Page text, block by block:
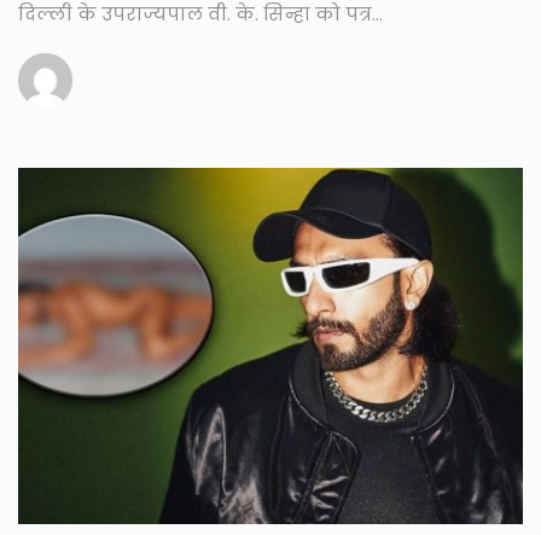
दिल्ली के उपराज्यपाल वी. के. सिन्हा को पत्र...